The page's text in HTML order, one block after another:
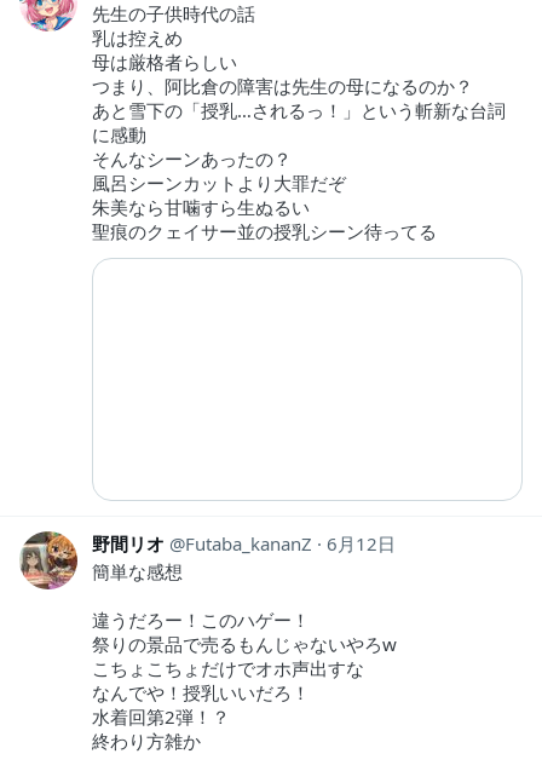
先生の子供時代の話
乳は控えめ
母は厳格者らしい
つまり、阿比倉の障害は先生の母になるのか？
あと雪下の「授乳…されるっ！」という斬新な台詞
に感動
そんなシーンあったの？
風呂シーンカットより大罪だぞ
朱美なら甘噛すら生ぬるい
聖痕のクェイサー並の授乳シーン待ってる
野間リオ Futaba_kananZ
6月12日
簡単な感想
違うだろー！このハゲー！
祭りの景品で売るもんじゃないやろw
こちょこちょだけでオホ声出すな
なんでや！授乳いいだろ！
水着回第2弾！？
終わり方雑か